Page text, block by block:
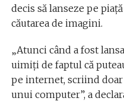
decis să lanseze pe
căutarea de imagini.
„Atunci când a fost
uimiţi de faptul că
pe internet, scriind
unui computer”, a